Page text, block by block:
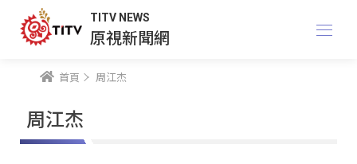
TITV NEWS
原視新聞網
首頁 周江杰
周江杰